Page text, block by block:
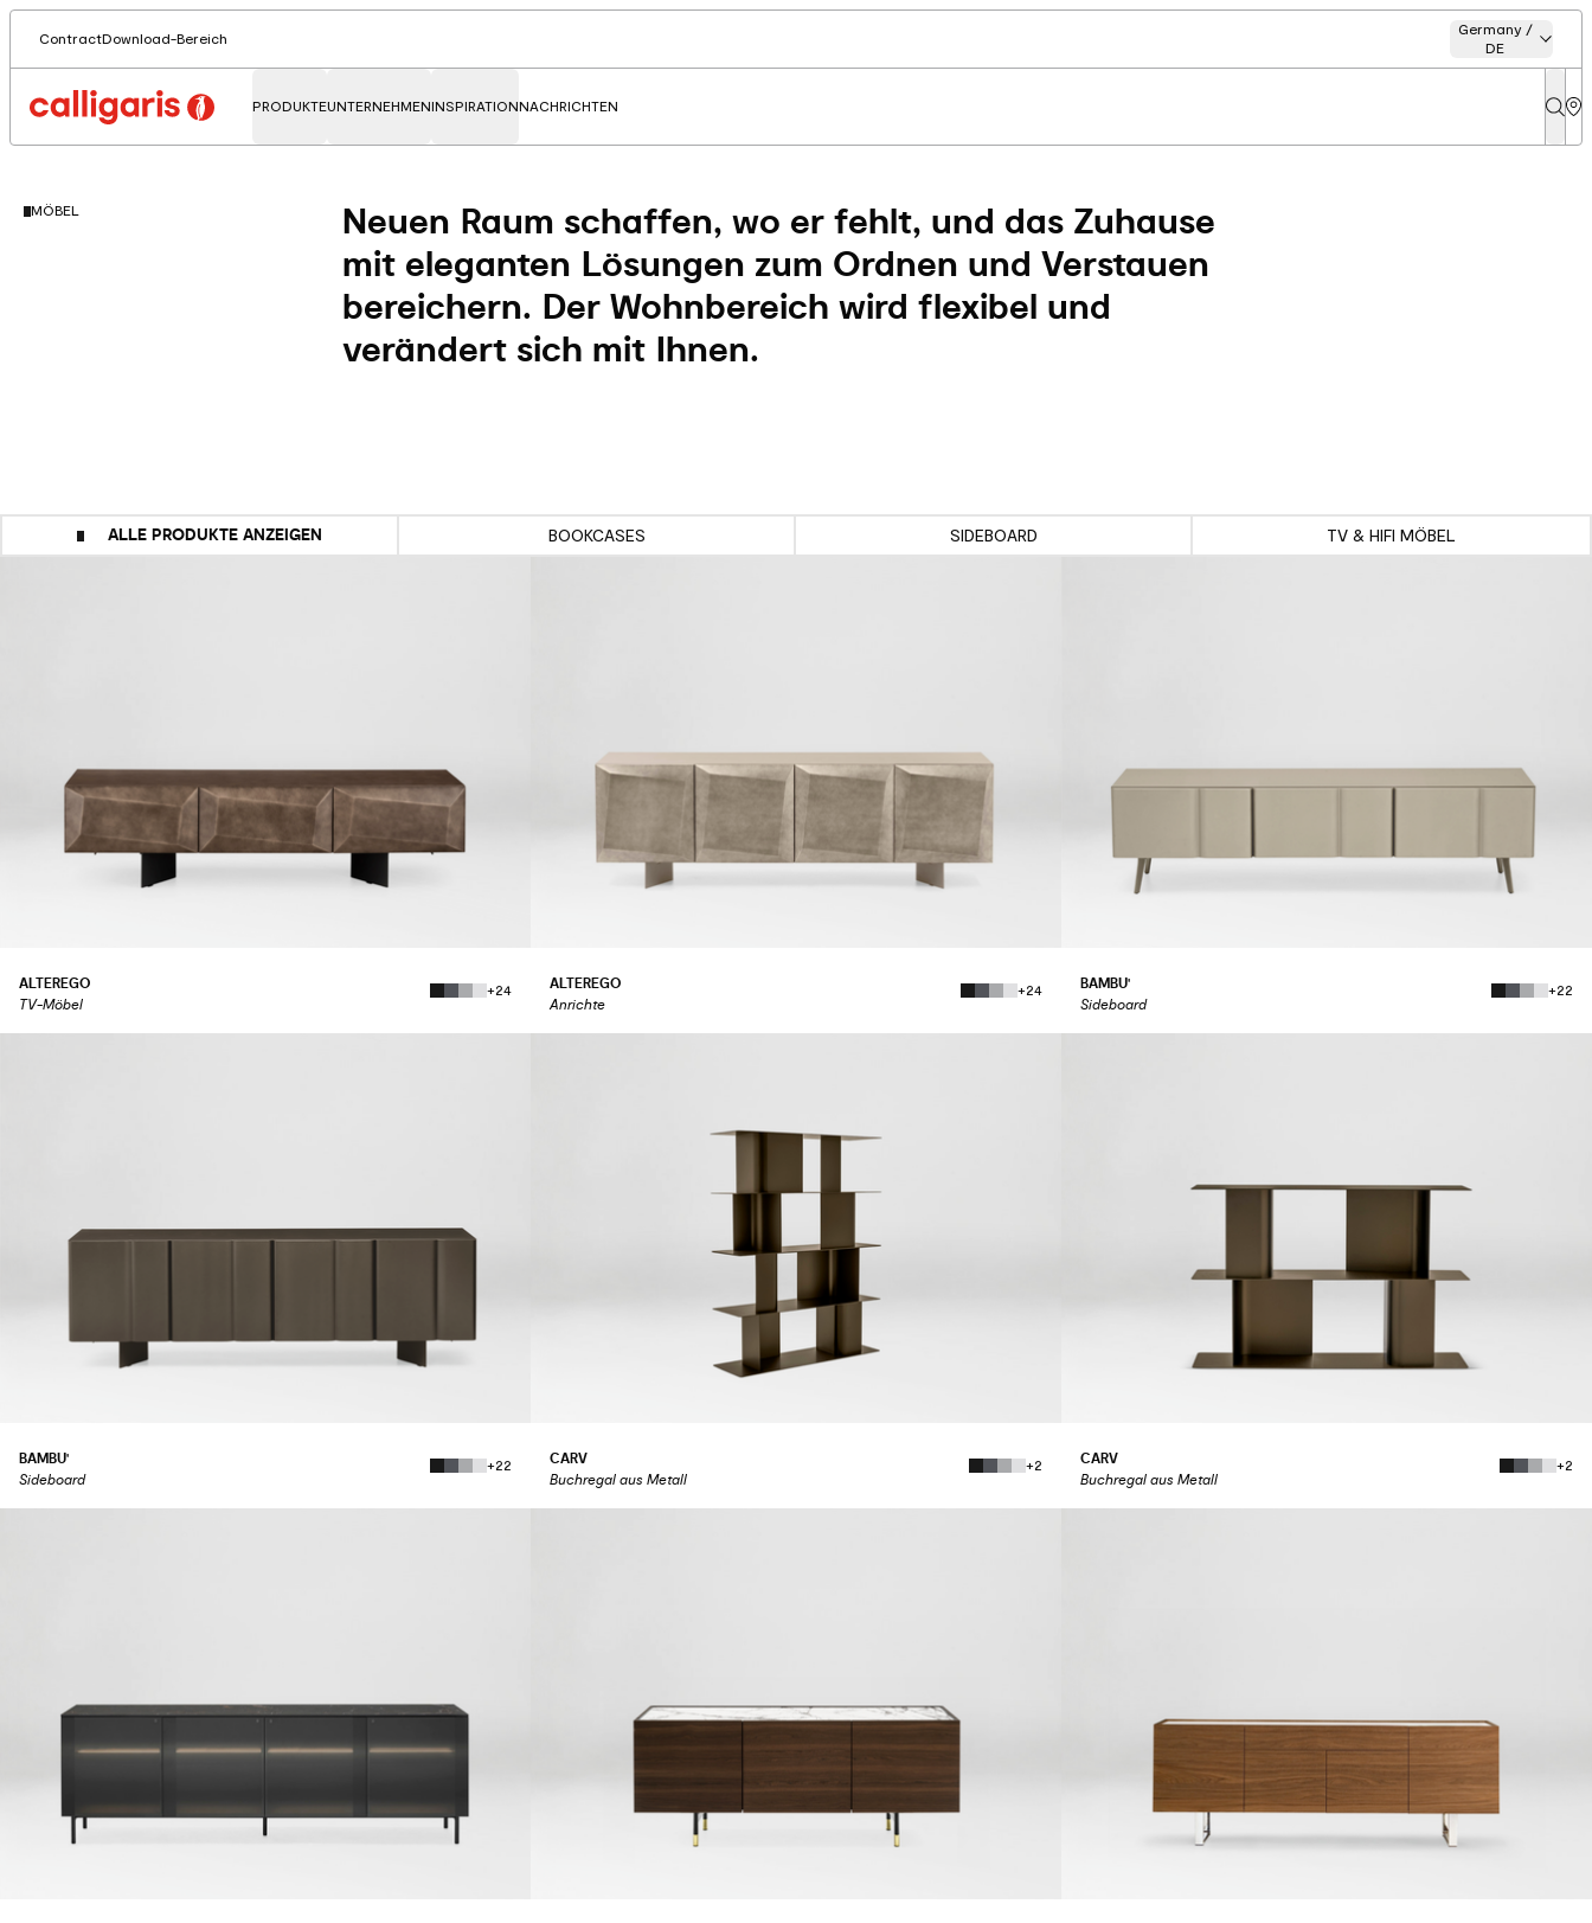
ContractDownload-Bereich
Germany /
DE
PRODUKTEUNTERNEHMENINSPIRATIONNACHRICHTEN
MÖBEL
Neuen Raum schaffen, wo er fehlt, und das Zuhause
mit eleganten Lösungen zum Ordnen und Verstauen
bereichern. Der Wohnbereich wird flexibel und
verändert sich mit Ihnen.
ALLE PRODUKTE ANZEIGEN BOOKCASES SIDEBOARD TV & HIFI MÖBEL
ALTEREGO
TV-Möbel
+24
ALTEREGO
Anrichte
+24
BAMBU'
Sideboard
+22
BAMBU'
Sideboard
+22
CARV
Buchregal aus Metall
+2
CARV
Buchregal aus Metall
+2